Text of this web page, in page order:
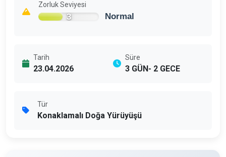
Zorluk Seviyesi
3 Normal
Tarih
23.04.2026
Süre
3 GÜN- 2 GECE
Tür
Konaklamalı Doğa Yürüyüşü